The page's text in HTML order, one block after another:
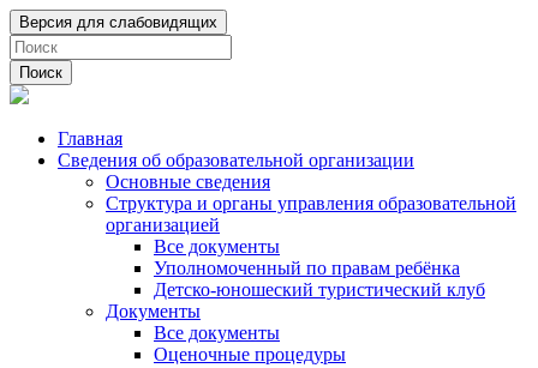
Поиск
Главная
Сведения об образовательной организации
Основные сведения
Структура и органы управления образовательной
организацией
Все документы
Уполномоченный по правам ребёнка
Детско-юношеский туристический клуб
Документы
Все документы
Оценочные процедуры